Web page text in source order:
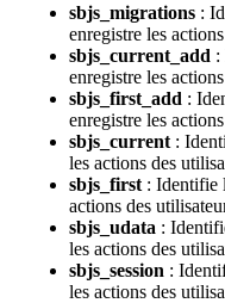
sbjs_migrations :
enregistre les
sbjs_current_add :
enregistre les
sbjs_first_add :
enregistre les
sbjs_current :
les actions des
sbjs_first : Identifie
actions des
sbjs_udata :
les actions des
sbjs_session :
les actions des